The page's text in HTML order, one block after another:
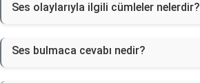
Ses olaylarıyla ilgili cümleler nelerdir?
Ses bulmaca cevabı nedir?